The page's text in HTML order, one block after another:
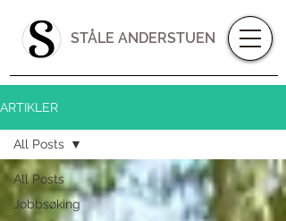
STÅLE ANDERSTUEN
ARTIKLER
All Posts
Jobbsøking
All Posts